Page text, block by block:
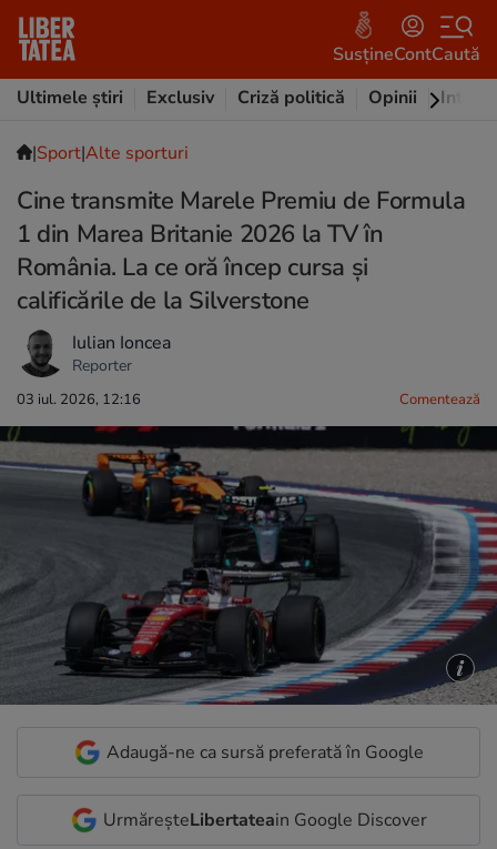
SusțineContCaută
Ultimele știri
Exclusiv Criză politică Opinii
|Sport|Alte sporturi
Cine transmite Marele Premiu de Formula
1 din Marea Britanie 2026 la TV în
România. La ce oră încep cursa și
calificările de la Silverstone
Iulian Ioncea
Reporter
03 iul. 2026, 12:16 Comentează
Adaugă-ne ca sursă preferată în Google
UrmăreșteLibertateain Google Discover